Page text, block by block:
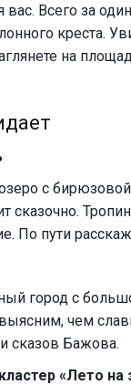
вас. Всего за
креста.
на
с
сказочно.
По пути
город с
чем
сказов Бажова.
«Лето на